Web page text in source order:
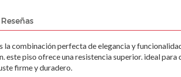
la combinación perfecta de elegancia y
este piso ofrece una resistencia superior. ideal
firme y duradero.
Reseñas